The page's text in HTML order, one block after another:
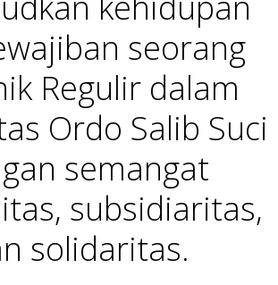
seorang
Regulir dalam
Ordo Salib Suci
semangat
subsidiaritas,
solidaritas.